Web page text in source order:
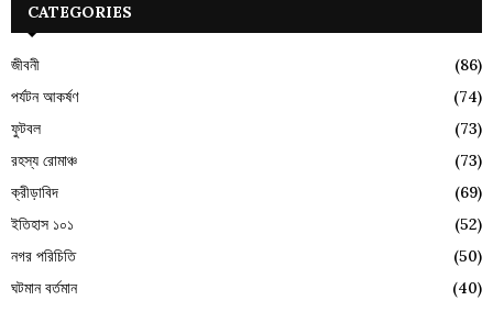
CATEGORIES
জীবনী
(86)
পর্যটন আকর্ষণ
(74)
ফুটবল
(73)
রহস্য রোমাঞ্চ
(73)
ক্রীড়াবিদ
(69)
ইতিহাস ১০১
(52)
নগর পরিচিতি
(50)
ঘটমান বর্তমান
(40)